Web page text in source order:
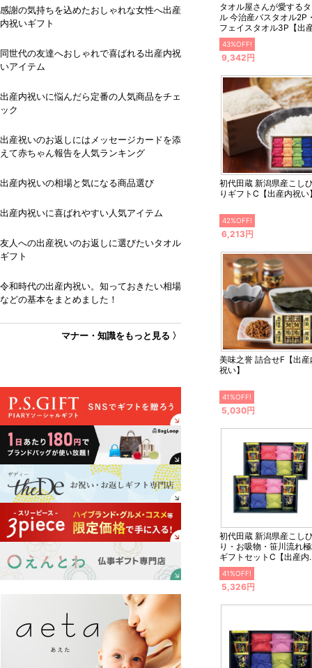
タオル屋さんが愛する
ル 今治産バスタオル2P
フェイスタオル3P【出
内祝い】
43%OFF!
9,342円
初代田蔵 新潟県産こし
りギフトC【出産内祝い
42%OFF!
6,213円
美味之誉 詰合せF【出産
祝い】
41%OFF!
5,030円
初代田蔵 新潟県産こし
り・お吸物・笹川流れ
ギフトセットC【出産内
い】
41%OFF!
5,326円
感謝の気持ちを込めたおしゃれな女性へ出産
内祝いギフト
同世代の友達へおしゃれで喜ばれる出産内祝
いアイテム
出産内祝いに悩んだら定番の人気商品をチェ
ック
出産祝いのお返しにはメッセージカードを添
えて赤ちゃん報告を人気ランキング
出産内祝いの相場と気になる商品選び
出産内祝いに喜ばれやすい人気アイテム
友人への出産祝いのお返しに選びたいタオル
ギフト
令和時代の出産内祝い。知っておきたい相場
などの基本をまとめました！
マナー・知識をもっと見る 〉